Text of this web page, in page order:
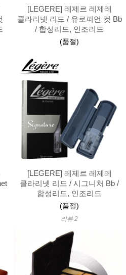
[LEGERE] 레제르 레제레
클라리넷 리드 / 유로피언 컷 Bb
/ 합성리드, 인조리드
(품절)
[LEGERE] 레제르 레제레
클라리넷 리드 / 시그니처 Bb /
합성리드, 인조리드
(품절)
리뷰 2